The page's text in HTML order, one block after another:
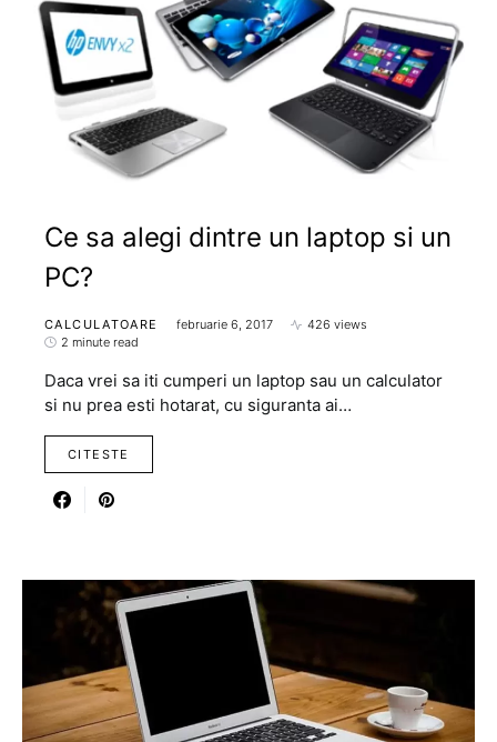
Ce sa alegi dintre un laptop si un
PC?
CALCULATOARE februarie 6, 2017
426 views
2 minute read
Daca vrei sa iti cumperi un laptop sau un calculator
si nu prea esti hotarat, cu siguranta ai…
CITESTE